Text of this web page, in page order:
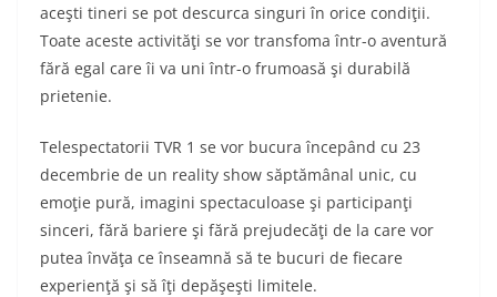
aceşti tineri se pot descurca singuri în orice condiţii.
Toate aceste activităţi se vor transfoma într-o aventură
fără egal care îi va uni într-o frumoasă şi durabilă
prietenie.
Telespectatorii TVR 1 se vor bucura începând cu 23
decembrie de un reality show săptămânal unic, cu
emoţie pură, imagini spectaculoase şi participanţi
sinceri, fără bariere şi fără prejudecăţi de la care vor
putea învăţa ce înseamnă să te bucuri de fiecare
experienţă şi să îţi depăşeşti limitele.